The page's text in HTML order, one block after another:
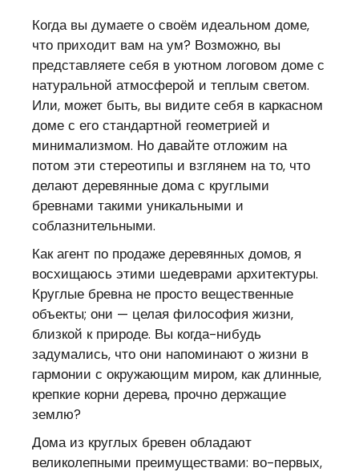
Когда вы думаете о своём идеальном доме,
что приходит вам на ум? Возможно, вы
представляете себя в уютном логовом доме с
натуральной атмосферой и теплым светом.
Или, может быть, вы видите себя в каркасном
доме с его стандартной геометрией и
минимализмом. Но давайте отложим на
потом эти стереотипы и взглянем на то, что
делают деревянные дома с круглыми
бревнами такими уникальными и
соблазнительными.
Как агент по продаже деревянных домов, я
восхищаюсь этими шедеврами архитектуры.
Круглые бревна не просто вещественные
объекты; они — целая философия жизни,
близкой к природе. Вы когда-нибудь
задумались, что они напоминают о жизни в
гармонии с окружающим миром, как длинные,
крепкие корни дерева, прочно держащие
землю?
Дома из круглых бревен обладают
великолепными преимуществами: во-первых,